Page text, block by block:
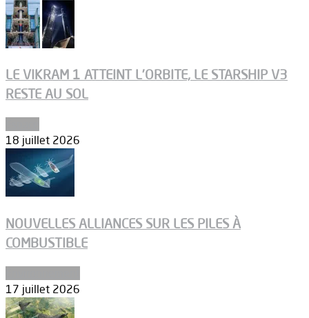
LE VIKRAM 1 ATTEINT L’ORBITE, LE STARSHIP V3
RESTE AU SOL
18 juillet 2026
NOUVELLES ALLIANCES SUR LES PILES À
COMBUSTIBLE
17 juillet 2026